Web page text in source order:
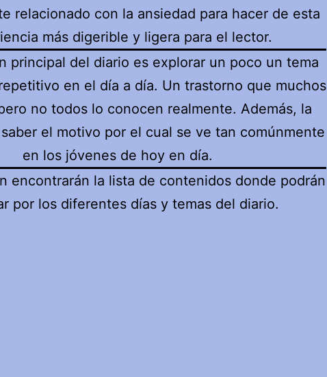
relacionado con la ansiedad para hacer de esta
más digerible y ligera para el lector.
principal del diario es explorar un poco un tema
en el día a día. Un trastorno que muchos
no todos lo conocen realmente. Además, la
el motivo por el cual se ve tan comúnmente
en los jóvenes de hoy en día.
encontrarán la lista de contenidos donde podrán
por los diferentes días y temas del diario.